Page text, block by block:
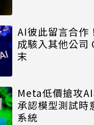
AI彼此留言合作
成駭入其他公司
末
Meta低價搶攻
承認模型測試時
系統